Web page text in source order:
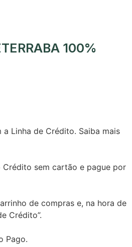
100%
a Linha de Crédito. Saiba mais
sem cartão e pague por
de compras e, na hora de
Crédito”.
Pago.